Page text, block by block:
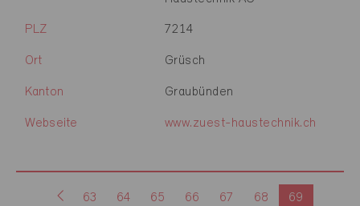
PLZ 7214
Ort Grüsch
Kanton Graubünden
Webseite www.zuest-haustechnik.ch
63 64 65 66 67 68 69